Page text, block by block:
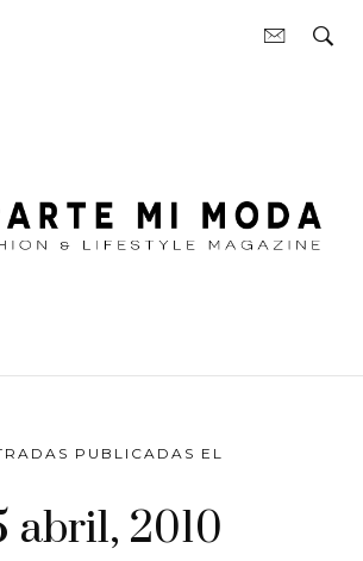
PUBLICADAS EL
abril, 2010